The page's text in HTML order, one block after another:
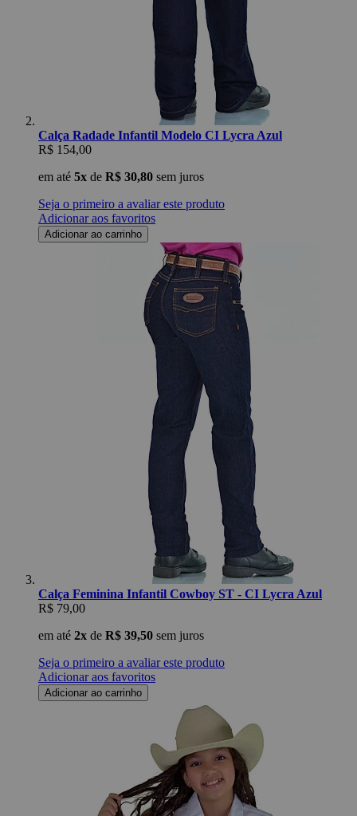
Calça Radade Infantil Modelo CI Lycra Azul
R$ 154,00
em até 5x de R$ 30,80 sem juros
Seja o primeiro a avaliar este produto
Adicionar aos favoritos
Adicionar ao carrinho
Calça Feminina Infantil Cowboy ST - CI Lycra Azul
R$ 79,00
em até 2x de R$ 39,50 sem juros
Seja o primeiro a avaliar este produto
Adicionar aos favoritos
Adicionar ao carrinho